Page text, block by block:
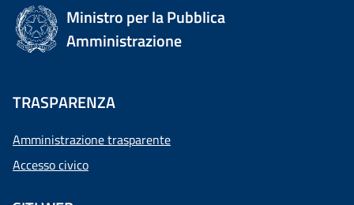
Ministro per la Pubblica
Amministrazione
TRASPARENZA
Amministrazione trasparente
Accesso civico